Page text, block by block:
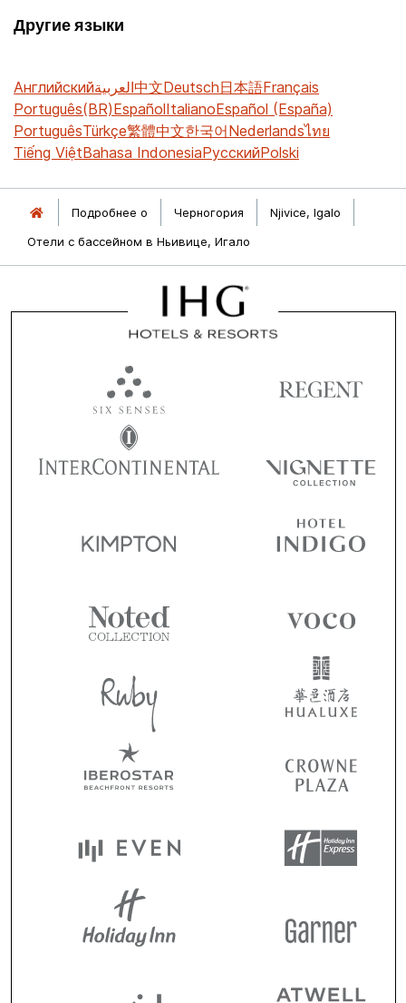
Другие языки
Английскийالعربية中文Deutsch日本語Français
Português(BR)EspañolItalianoEspañol (España)
PortuguêsTürkçe繁體中文한국어Nederlandsไทย
Tiếng ViệtBahasa IndonesiaРусскийPolski
Подробнее о Черногория
Njivice, Igalo
Отели с бассейном в Ньивице, Игало